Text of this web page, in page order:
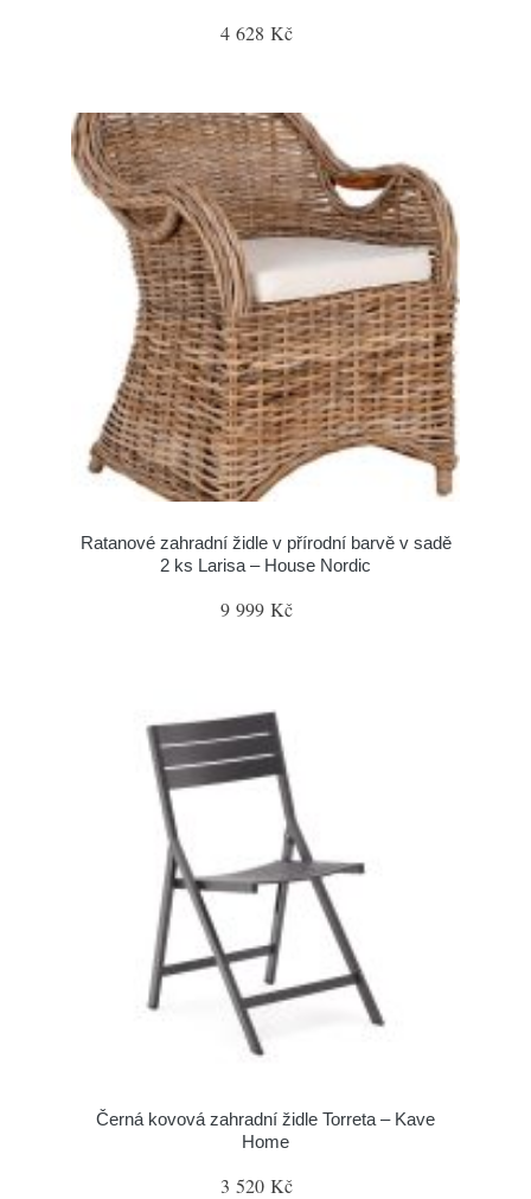
4 628 Kč
Ratanové zahradní židle v přírodní barvě v sadě
2 ks Larisa – House Nordic
9 999 Kč
Černá kovová zahradní židle Torreta – Kave
Home
3 520 Kč